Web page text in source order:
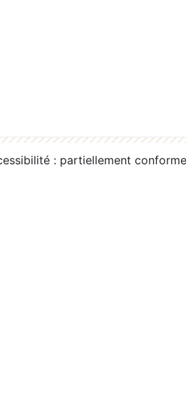
: partiellement conforme